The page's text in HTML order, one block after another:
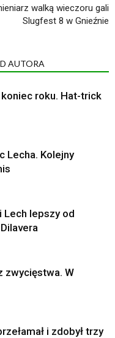
walką wieczoru gali
Slugfest 8 w Gnieźnie
AUTORA
koniec roku. Hat-trick
Lecha. Kolejny
Lech lepszy od
zwycięstwa. W
i zdobył trzy